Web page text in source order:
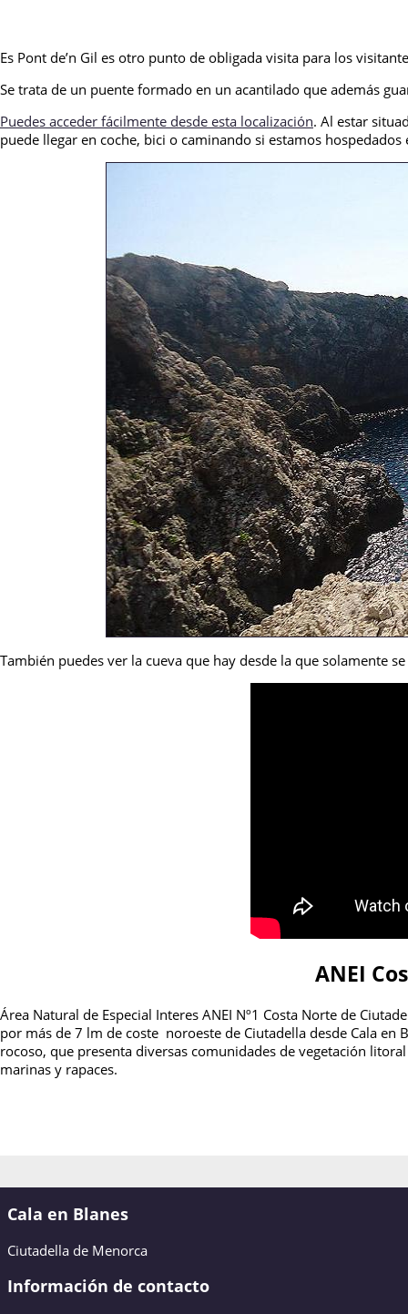
Es Pont de’n Gil es otro punto de obligada visita para los
Se trata de un puente formado en un acantilado que además
Puedes acceder fácilmente desde esta localización. Al estar
puede llegar en coche, bici o caminando si estamos
También puedes ver la cueva que hay desde la que solamente
ANEI
Área Natural de Especial Interes ANEI Nº1 Costa Norte de
por más de 7 lm de coste noroeste de Ciutadella desde Cala
rocoso, que presenta diversas comunidades de vegetación
marinas y rapaces.
Cala en Blanes
Ciutadella de Menorca
Información de contacto